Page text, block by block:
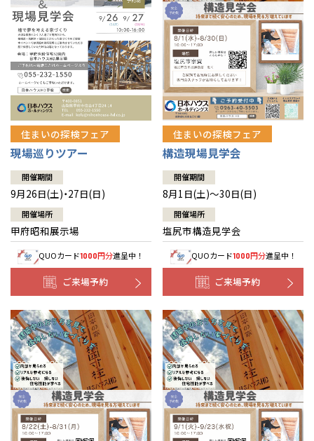
住まいの探検フェア
現場巡りツアー
開催期間
9月26日(土)・27日(日)
開催場所
甲府昭和展示場
QUOカード1000円分進呈中！
ご来場予約
住まいの探検フェア
構造現場見学会
開催期間
8月1日(土)～30日(日)
開催場所
塩尻市構造見学会
QUOカード1000円分進呈中！
ご来場予約